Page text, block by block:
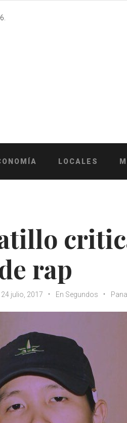
LOCALES
rap
24 julio, 2017 En Segundos